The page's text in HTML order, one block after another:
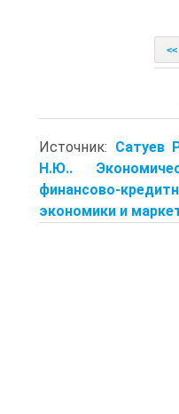
<<
Источник: Сатуев
Н.Ю..
финансово-
экономики и